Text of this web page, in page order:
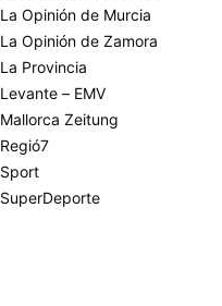
La Opinión de Murcia
La Opinión de Zamora
La Provincia
Levante – EMV
Mallorca Zeitung
Regió7
Sport
SuperDeporte